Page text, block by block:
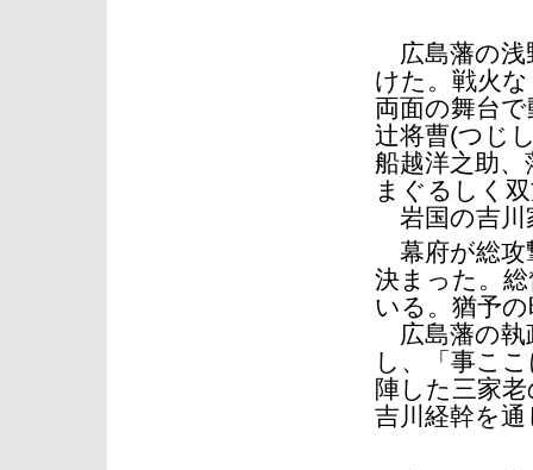
広島藩の浅
けた。戦火
両面の舞台
辻将曹(つじ
船越洋之助
まぐるしく
岩国の吉川
幕府が総攻
決まった。
いる。猶予
広島藩の執
し、「事こ
陣した三家
吉川経幹を